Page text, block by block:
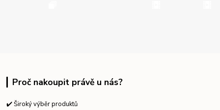
Proč nakoupit právě u nás?
✔️ Široký výběr produktů